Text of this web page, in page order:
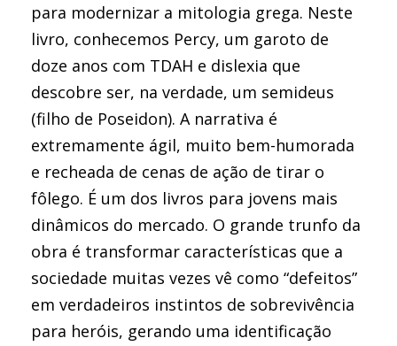
para modernizar a mitologia grega. Neste
livro, conhecemos Percy, um garoto de
doze anos com TDAH e dislexia que
descobre ser, na verdade, um semideus
(filho de Poseidon). A narrativa é
extremamente ágil, muito bem-humorada
e recheada de cenas de ação de tirar o
fôlego. É um dos livros para jovens mais
dinâmicos do mercado. O grande trunfo da
obra é transformar características que a
sociedade muitas vezes vê como “defeitos”
em verdadeiros instintos de sobrevivência
para heróis, gerando uma identificação